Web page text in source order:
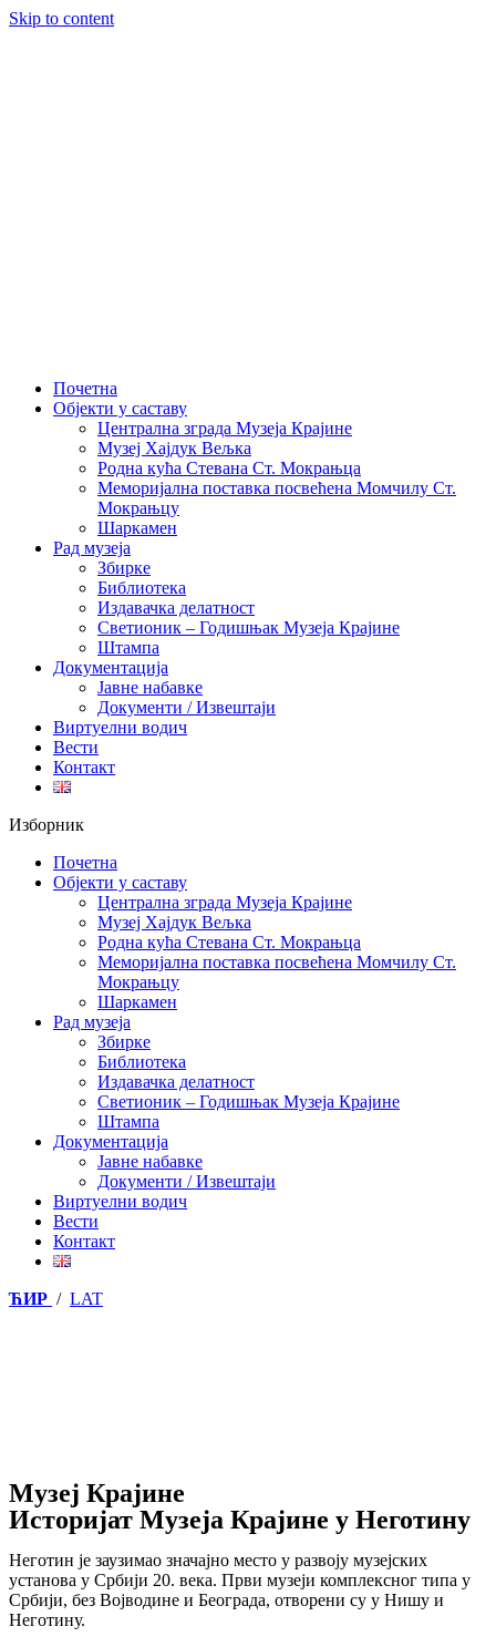
Skip to content
Почетна
Објекти у саставу
Централна зграда Музеја Крајине
Музеј Хајдук Вељка
Родна кућа Стевана Ст. Мокрањца
Меморијална поставка посвећена Момчилу Ст.
Мокрањцу
Шаркамен
Рад музеја
Збирке
Библиотека
Издавачка делатност
Светионик – Годишњак Музеја Крајине
Штампа
Документација
Јавне набавке
Документи / Извештаји
Виртуелни водич
Вести
Контакт
Изборник
Почетна
Објекти у саставу
Централна зграда Музеја Крајине
Музеј Хајдук Вељка
Родна кућа Стевана Ст. Мокрањца
Меморијална поставка посвећена Момчилу Ст.
Мокрањцу
Шаркамен
Рад музеја
Збирке
Библиотека
Издавачка делатност
Светионик – Годишњак Музеја Крајине
Штампа
Документација
Јавне набавке
Документи / Извештаји
Виртуелни водич
Вести
Контакт
ЋИР / LAT
Музеј Крајине
Историјат Музеја Крајине у Неготину
Неготин је заузимао значајно место у развоју музејских
установа у Србији 20. века. Први музеји комплексног типа у
Србији, без Војводине и Београда, отворени су у Нишу и
Неготину.